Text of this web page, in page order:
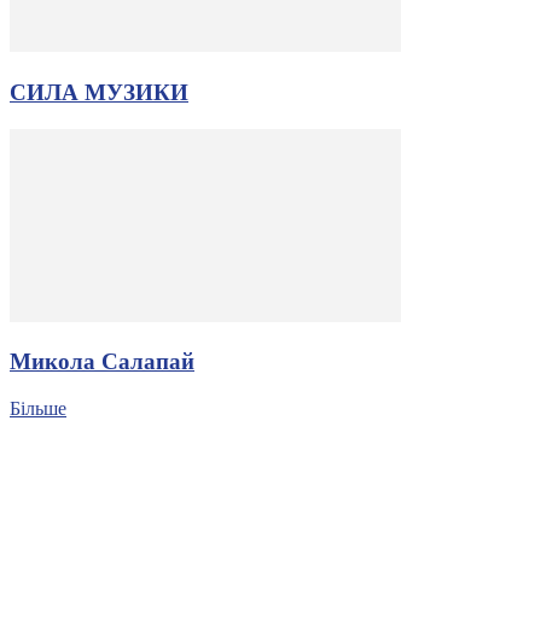
СИЛА МУЗИКИ
Микола Салапай
Більше